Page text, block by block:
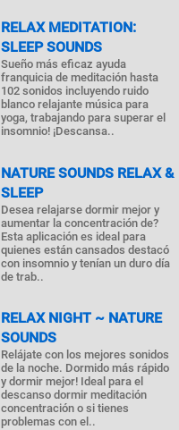
RELAX MEDITATION:
SLEEP SOUNDS
Sueño más eficaz ayuda
franquicia de meditación hasta
102 sonidos incluyendo ruido
blanco relajante música para
yoga, trabajando para superar el
insomnio! ¡Descansa..
NATURE SOUNDS RELAX &
SLEEP
Desea relajarse dormir mejor y
aumentar la concentración de?
Esta aplicación es ideal para
quienes están cansados destacó
con insomnio y tenían un duro día
de trab..
RELAX NIGHT ~ NATURE
SOUNDS
Relájate con los mejores sonidos
de la noche. Dormido más rápido
y dormir mejor! Ideal para el
descanso dormir meditación
concentración o si tienes
problemas con el..